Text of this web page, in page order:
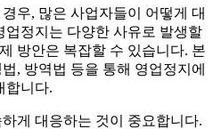
우, 많은 사업자들이 어떻게 대
업정지는 다양한 사유로 발생할
방안은 복잡할 수 있습니다. 본
, 방역법 등을 통해 영업정지에
합니다.
게 대응하는 것이 중요합니다.